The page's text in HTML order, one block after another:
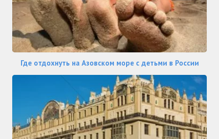
Где отдохнуть на Азовском море с детьми в России